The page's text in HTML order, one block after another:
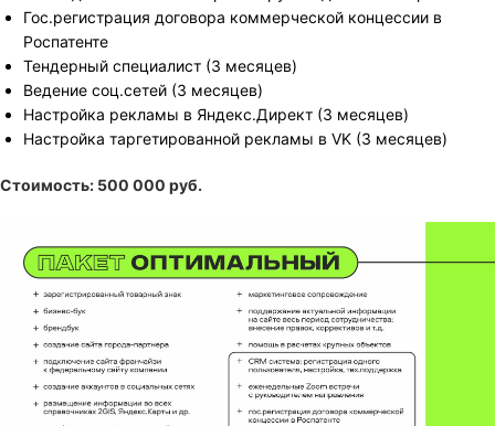
Гос.регистрация договора коммерческой концессии в
Роспатенте
Тендерный специалист (3 месяцев)
Ведение соц.сетей (3 месяцев)
Настройка рекламы в Яндекс.Директ (3 месяцев)
Настройка таргетированной рекламы в VK (3 месяцев)
Стоимость: 500 000 руб.